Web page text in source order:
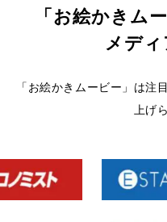
「お絵かきム
メデ
「お絵かきムービー」は注
上げ